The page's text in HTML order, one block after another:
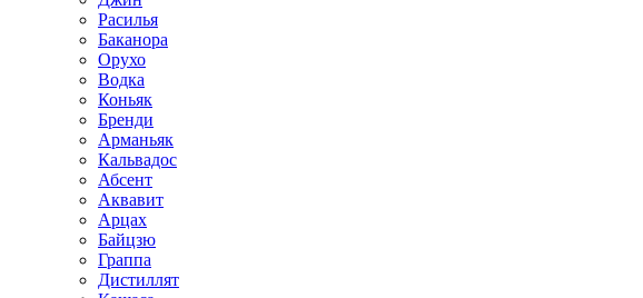
Расилья
Баканора
Орухо
Водка
Коньяк
Бренди
Арманьяк
Кальвадос
Абсент
Аквавит
Арцах
Байцзю
Граппа
Дистиллят